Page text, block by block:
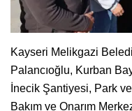
Kayseri Melikgazi
Palancıoğlu, Kurban
İnecik Şantiyesi, Park
Bakım ve Onarım